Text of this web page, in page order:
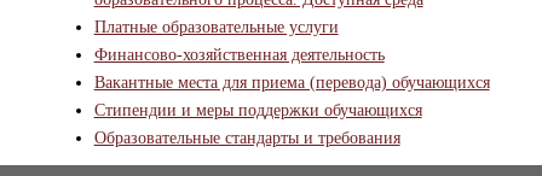
Платные образовательные услуги
Финансово-хозяйственная деятельность
Вакантные места для приема (перевода) обучающихся
Стипендии и меры поддержки обучающихся
Образовательные стандарты и требования